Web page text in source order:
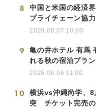
8
中国と米国の経済
プライチェーン協
2026.08.07 10:00
9
亀の井ホテル 有馬
れる秋の宿泊プラ
2026.08.06 11:00
10
横浜vs沖縄尚学、
突 チケット完売